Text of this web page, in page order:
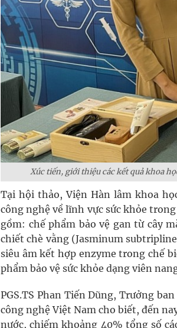
Xúc tiến, giới thiệu các kết quả khoa
Tại hội thảo, Viện Hàn lâm khoa
công nghệ về lĩnh vực sức khỏe
gồm: chế phẩm bảo vệ gan từ cây
chiết chè vằng (Jasminum
siêu âm kết hợp enzyme trong chế
phẩm bảo vệ sức khỏe dạng viên
PGS.TS Phan Tiến Dũng, Trưởng
công nghệ Việt Nam cho biết, đến
nước, chiếm khoảng 40% tổng số